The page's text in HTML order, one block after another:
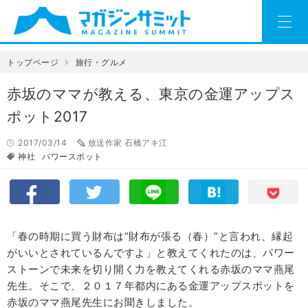
トップページ 旅行・グルメ
赤坂のママが教える、東京の金運アップス
ポット2017
2017/03/14
放送作家 石橋アキ江
神社
パワースポット
「春の時期に買う財布は“財布が張る（春）”と言われ、縁起
がいいとされているんですよ」と教えてくれたのは、パワー
ストーンで未来を切り開く力を教えてくれる赤坂のママ燕尾
先生。そこで、２０１７年都内にある金運アップスポットを
赤坂のママ燕尾先生にお聞きしました。